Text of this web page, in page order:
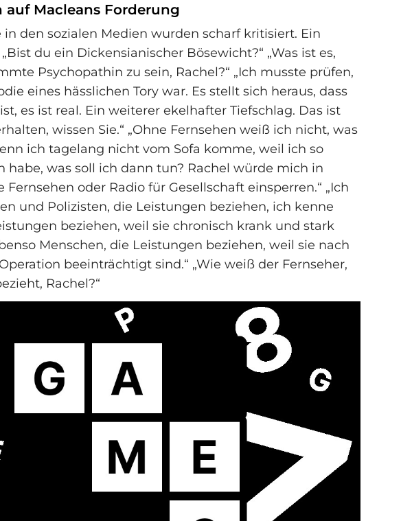
auf Macleans Forderung
den sozialen Medien wurden scharf kritisiert. Ein
du ein Dickensianischer Bösewicht?“ „Was ist es,
Psychopathin zu sein, Rachel?“ „Ich musste prüfen,
eines hässlichen Tory war. Es stellt sich heraus, dass
es ist real. Ein weiterer ekelhafter Tiefschlag. Das ist
wissen Sie.“ „Ohne Fernsehen weiß ich nicht, was
ich tagelang nicht vom Sofa komme, weil ich so
habe, was soll ich dann tun? Rachel würde mich in
oder Radio für Gesellschaft einsperren.“ „Ich
und Polizisten, die Leistungen beziehen, ich kenne
beziehen, weil sie chronisch krank und stark
Menschen, die Leistungen beziehen, weil sie nach
beeinträchtigt sind.“ „Wie weiß der Fernseher,
Rachel?“